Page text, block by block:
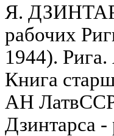
Я.
рабочих
1944).
Книга
АН
Дзинтарса -